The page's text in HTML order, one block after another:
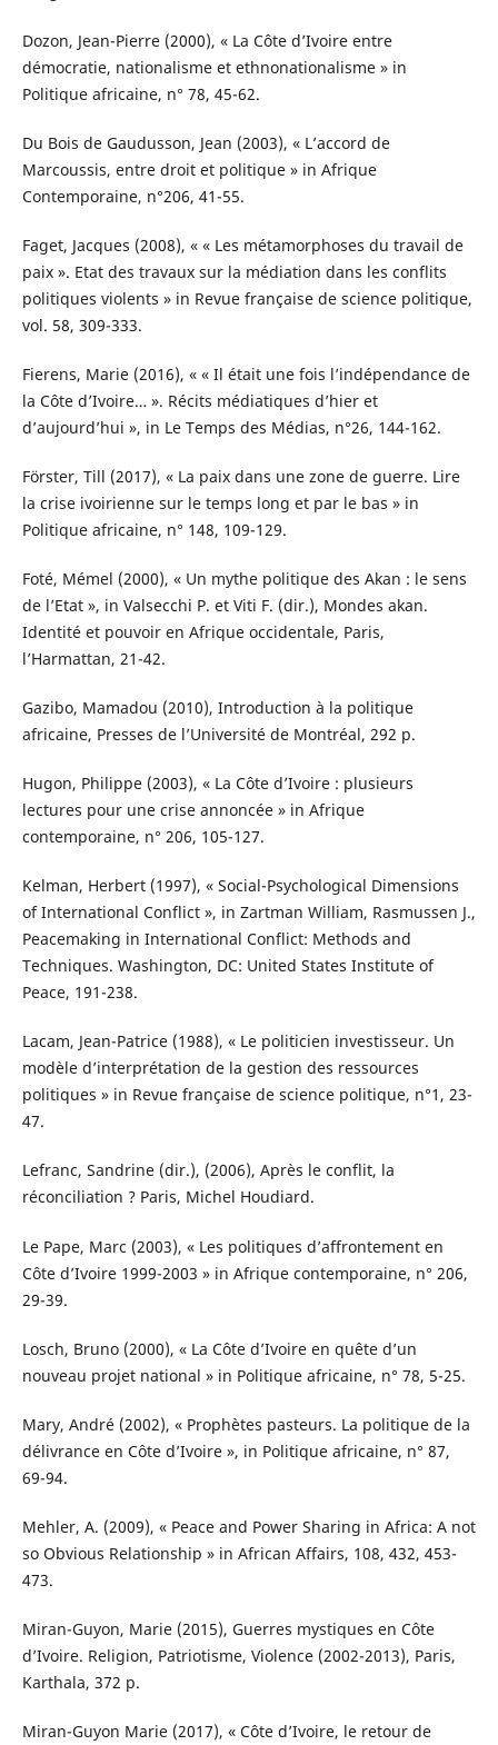
Dozon, Jean-Pierre (2000), « La Côte d’Ivoire entre
démocratie, nationalisme et ethnonationalisme » in
Politique africaine, n° 78, 45-62.
Du Bois de Gaudusson, Jean (2003), « L’accord de
Marcoussis, entre droit et politique » in Afrique
Contemporaine, n°206, 41-55.
Faget, Jacques (2008), « « Les métamorphoses du travail de
paix ». Etat des travaux sur la médiation dans les conflits
politiques violents » in Revue française de science politique,
vol. 58, 309-333.
Fierens, Marie (2016), « « Il était une fois l’indépendance de
la Côte d’Ivoire… ». Récits médiatiques d’hier et
d’aujourd’hui », in Le Temps des Médias, n°26, 144-162.
Förster, Till (2017), « La paix dans une zone de guerre. Lire
la crise ivoirienne sur le temps long et par le bas » in
Politique africaine, n° 148, 109-129.
Foté, Mémel (2000), « Un mythe politique des Akan : le sens
de l’Etat », in Valsecchi P. et Viti F. (dir.), Mondes akan.
Identité et pouvoir en Afrique occidentale, Paris,
l’Harmattan, 21-42.
Gazibo, Mamadou (2010), Introduction à la politique
africaine, Presses de l’Université de Montréal, 292 p.
Hugon, Philippe (2003), « La Côte d’Ivoire : plusieurs
lectures pour une crise annoncée » in Afrique
contemporaine, n° 206, 105-127.
Kelman, Herbert (1997), « Social-Psychological Dimensions
of International Conflict », in Zartman William, Rasmussen J.,
Peacemaking in International Conflict: Methods and
Techniques. Washington, DC: United States Institute of
Peace, 191-238.
Lacam, Jean-Patrice (1988), « Le politicien investisseur. Un
modèle d’interprétation de la gestion des ressources
politiques » in Revue française de science politique, n°1, 23-
47.
Lefranc, Sandrine (dir.), (2006), Après le conflit, la
réconciliation ? Paris, Michel Houdiard.
Le Pape, Marc (2003), « Les politiques d’affrontement en
Côte d’Ivoire 1999-2003 » in Afrique contemporaine, n° 206,
29-39.
Losch, Bruno (2000), « La Côte d’Ivoire en quête d’un
nouveau projet national » in Politique africaine, n° 78, 5-25.
Mary, André (2002), « Prophètes pasteurs. La politique de la
délivrance en Côte d’Ivoire », in Politique africaine, n° 87,
69-94.
Mehler, A. (2009), « Peace and Power Sharing in Africa: A not
so Obvious Relationship » in African Affairs, 108, 432, 453-
473.
Miran-Guyon, Marie (2015), Guerres mystiques en Côte
d’Ivoire. Religion, Patriotisme, Violence (2002-2013), Paris,
Karthala, 372 p.
Miran-Guyon Marie (2017), « Côte d’Ivoire, le retour de